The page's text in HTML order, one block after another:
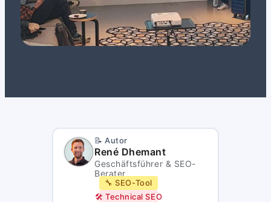
📝 Autor
René Dhemant
Geschäftsführer & SEO-
Berater
🔧 SEO-Tool
🛠️ Technical SEO